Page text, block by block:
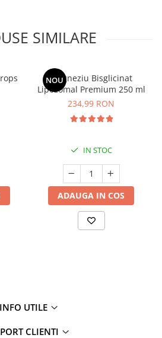
SIMILARE
NOU
Magneziu Bisglicinat
Lipozomal Premium 250 ml
234,99 RON
IN STOC
ADAUGA IN COS
INFO UTILE
CLIENTI